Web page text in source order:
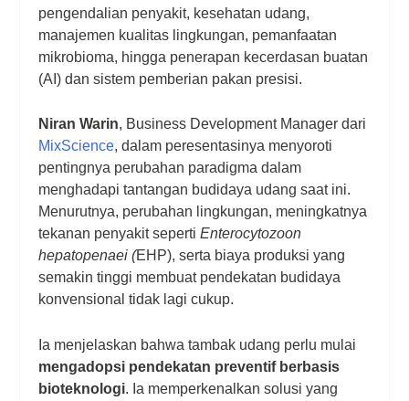
pengendalian penyakit, kesehatan udang,
manajemen kualitas lingkungan, pemanfaatan
mikrobioma, hingga penerapan kecerdasan buatan
(AI) dan sistem pemberian pakan presisi.
Niran Warin, Business Development Manager dari
MixScience, dalam peresentasinya menyoroti
pentingnya perubahan paradigma dalam
menghadapi tantangan budidaya udang saat ini.
Menurutnya, perubahan lingkungan, meningkatnya
tekanan penyakit sepertiEnterocytozoon
hepatopenaei (EHP), serta biaya produksi yang
semakin tinggi membuat pendekatan budidaya
konvensional tidak lagi cukup.
Ia menjelaskan bahwa tambak udang perlu mulai
mengadopsi pendekatan preventif berbasis
bioteknologi. Ia memperkenalkan solusi yang